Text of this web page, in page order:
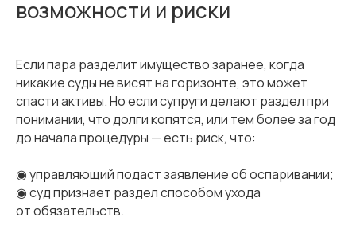
возможности и риски
Если пара разделит имущество заранее, когда
никакие суды не висят на горизонте, это может
спасти активы. Но если супруги делают раздел при
понимании, что долги копятся, или тем более за год
до начала процедуры — есть риск, что:
◉ управляющий подаст заявление об оспаривании;
◉ суд признает раздел способом ухода
от обязательств.